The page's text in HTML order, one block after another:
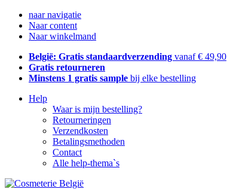
naar navigatie
Naar content
Naar winkelmand
België: Gratis standaardverzending vanaf € 49,90
Gratis retourneren
Minstens 1 gratis sample bij elke bestelling
Help
Waar is mijn bestelling?
Retourneringen
Verzendkosten
Betalingsmethoden
Contact
Alle help-thema`s